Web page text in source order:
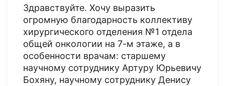
Здравствуйте. Хочу выразить
огромную благодарность коллективу
хирургического отделения №1 отдела
общей онкологии на 7-м этаже, а в
особенности врачам: старшему
научному сотруднику Артуру Юрьевичу
Бохяну, научному сотруднику Денису